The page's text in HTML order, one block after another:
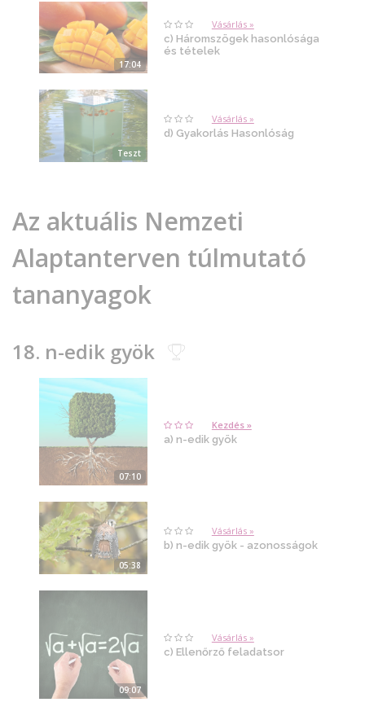
17:04
Vásárlás »
c) Háromszögek hasonlósága
és tételek
Teszt
Vásárlás »
d) Gyakorlás Hasonlóság
Az aktuális Nemzeti
Alaptanterven túlmutató
tananyagok
18. n-edik gyök
07:10
Kezdés »
a) n-edik gyök
05:38
Vásárlás »
b) n-edik gyök - azonosságok
09:07
Vásárlás »
c) Ellenőrző feladatsor